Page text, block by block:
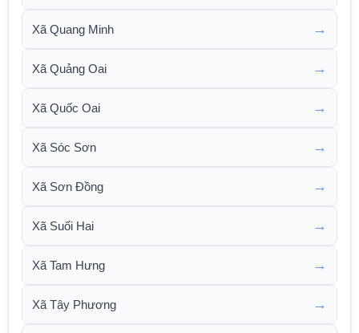
Xã Quang Minh →
Xã Quảng Oai →
Xã Quốc Oai →
Xã Sóc Sơn →
Xã Sơn Đồng →
Xã Suối Hai →
Xã Tam Hưng →
Xã Tây Phương →